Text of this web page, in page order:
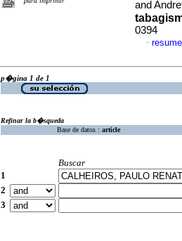
and
0394
·
p�gina 1 de 1
Refinar la b�squeda
Base de datos : article
Buscar
1
2
3